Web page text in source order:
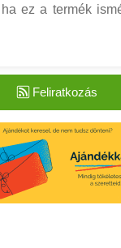
ez a termék
Feliratkozás